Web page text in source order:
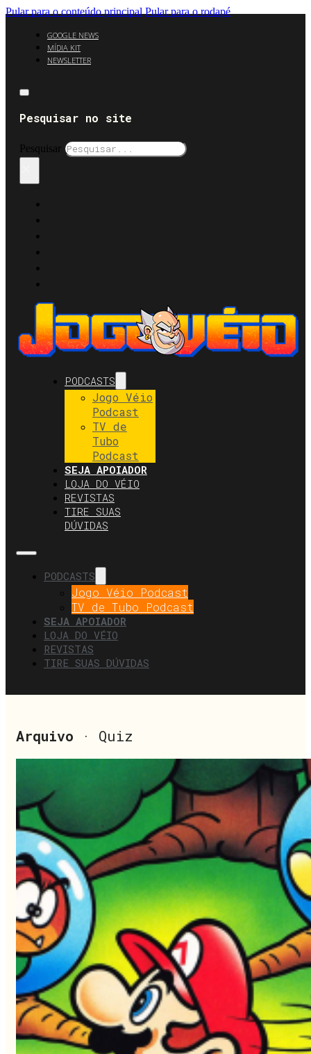
Pular para o conteúdo principal Pular para o rodapé
GOOGLE NEWS
MÍDIA KIT
NEWSLETTER
Pesquisar no site
Pesquisar
PODCASTS
Jogo Véio
Podcast
TV de
Tubo
Podcast
SEJA APOIADOR
LOJA DO VÉIO
REVISTAS
TIRE SUAS
DÚVIDAS
PODCASTS
Jogo Véio Podcast
TV de Tubo Podcast
SEJA APOIADOR
LOJA DO VÉIO
REVISTAS
TIRE SUAS DÚVIDAS
Arquivo · Quiz